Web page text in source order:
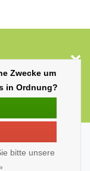
- Theme by
Zwecke um
in Ordnung?
bitte unsere